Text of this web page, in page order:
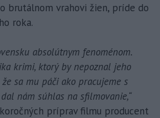
brutálnom vrahovi žien, príde do
roka.
absolútnym fenoménom.
krimi, ktorý by nepoznal jeho
sa mu páči ako pracujeme s
nám súhlas na sfilmovanie,“
príprav filmu producent